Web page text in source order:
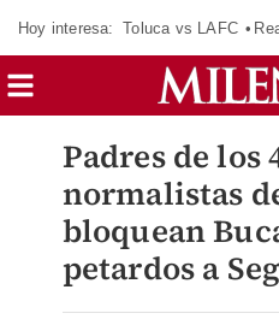
Hoy interesa: Toluca vs LAFC
Padres de los
normalistas
bloquean
petardos a